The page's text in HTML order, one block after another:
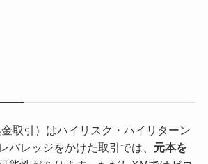
取引）はハイリスク・ハイリターン
バレッジをかけた取引では、 元本を